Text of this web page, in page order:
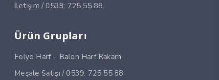
İletişim / 0539: 725 55 88.
Ürün Grupları
Folyo Harf – Balon Harf Rakam
Meşale Satışı / 0539: 725 55 88